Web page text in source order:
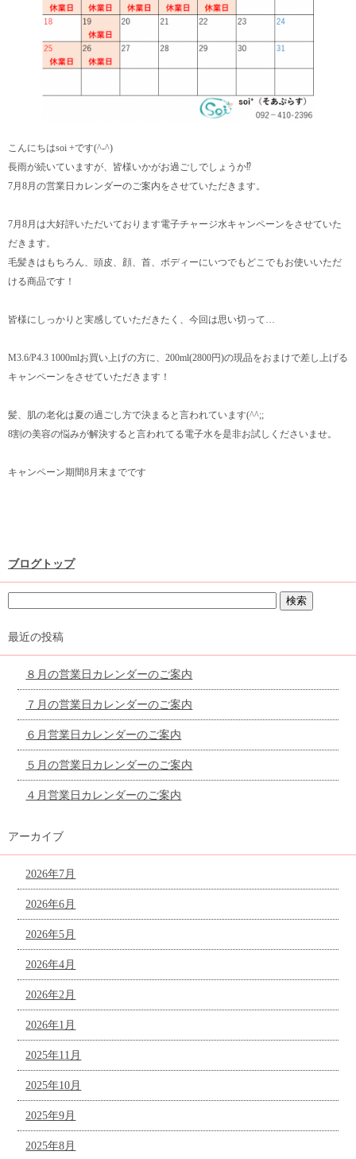
こんにちはsoi +です(^-^)
長雨が続いていますが、皆様いかがお過ごしでしょうか⁉︎
7月8月の営業日カレンダーのご案内をさせていただきます。
7月8月は大好評いただいております電子チャージ水キャンペーンをさせていた
だきます。
毛髪きはもちろん、頭皮、顔、首、ボディーにいつでもどこでもお使いいただ
ける商品です！
皆様にしっかりと実感していただきたく、今回は思い切って…
M3.6/P4.3 1000mlお買い上げの方に、200ml(2800円)の現品をおまけで差し上げる
キャンペーンをさせていただきます！
髪、肌の老化は夏の過ごし方で決まると言われています(^^;;
8割の美容の悩みが解決すると言われてる電子水を是非お試しくださいませ。
キャンペーン期間8月末までです
ブログトップ
最近の投稿
８月の営業日カレンダーのご案内
７月の営業日カレンダーのご案内
６月営業日カレンダーのご案内
５月の営業日カレンダーのご案内
４月営業日カレンダーのご案内
アーカイブ
2026年7月
2026年6月
2026年5月
2026年4月
2026年2月
2026年1月
2025年11月
2025年10月
2025年9月
2025年8月